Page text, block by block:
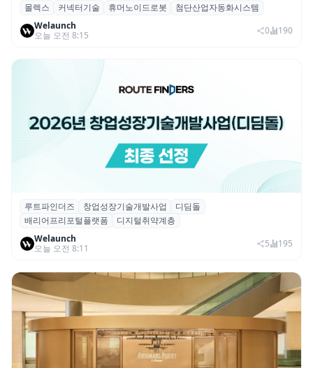
몰렉스, 휴머노이드 로봇용 ‘MiniMix’ 하이
브리드 전원·신호 커넥터 공개
몰렉스 커넥터기술 휴머노이드로봇
첨단산업자동화시스템
Welaunch
오늘 오전 8:15
0 190
루트파인더즈, ‘2026 창업성장기술개발사업
(디딤돌)’ 선정
루트파인더즈 창업성장기술개발사업
디딤돌
배리어프리포털플랫폼
디지털취약계층
Welaunch
오늘 오전 8:11
5 195